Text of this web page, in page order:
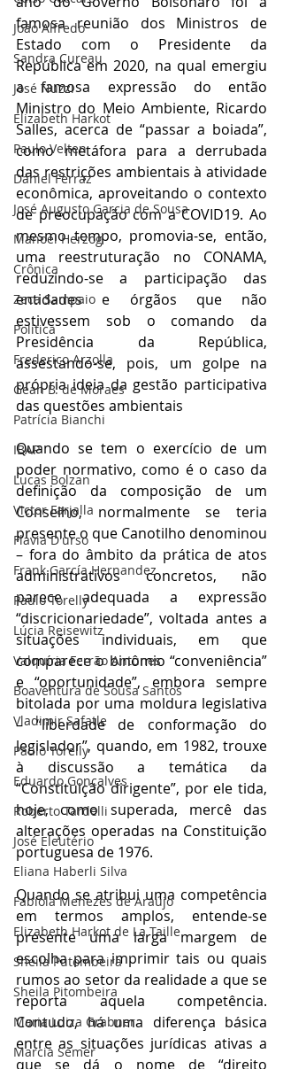
João Alfredo
Sandra Cureau
José Nuzzi
Elizabeth Harkot
Paulo Velten
Daniel Ferraz
José Augusto Garcia de Sousa
Manoel Herzog
Crônica
Zeca Sampaio
Política
Frederico Arzolla
Gean B. de Moraes
Patrícia Bianchi
IBAP
Lucas Bolzan
Victor Farjalla
Flavia D'urso
Frank García Hernandez
Paulo Torelly
Lúcia Reisewitz
Valquíria Ferrão Antunes
Boaventura de Sousa Santos
Vladimir Safatle
Paulo Torelly
Eduardo Gonçalves
Roberto Tardelli
José Eleutério
Eliana Haberli Silva
Fabíola Menezes de Araújo
Elizabeth Harkot de La Taille
Sheila Putombeira
Sheila Pitombeira
Maria Luiza Grabner
Marcia Semer
famosa reunião dos Ministros de
Estado com o Presidente da
República em 2020, na qual emergiu
a famosa expressão do então
Ministro do Meio Ambiente, Ricardo
Salles, acerca de “passar a boiada”,
como metáfora para a derrubada
das restrições ambientais à atividade
econômica, aproveitando o contexto
de preocupação com a COVID19. Ao
mesmo tempo, promovia-se, então,
uma reestruturação no CONAMA,
reduzindo-se a participação das
entidades e órgãos que não
estivessem sob o comando da
Presidência da República,
assestando-se, pois, um golpe na
própria ideia da gestão participativa
das questões ambientais
Quando se tem o exercício de um
poder normativo, como é o caso da
definição da composição de um
Conselho, normalmente se teria
presente o que Canotilho denominou
– fora do âmbito da prática de atos
administrativos concretos, não
parece adequada a expressão
“discricionariedade”, voltada antes a
situações individuais, em que
comparece o binômio “conveniência”
e “oportunidade”, embora sempre
bitolada por uma moldura legislativa
– “liberdade de conformação do
legislador”, quando, em 1982, trouxe
à discussão a temática da
“Constituição dirigente”, por ele tida,
hoje, como superada, mercê das
alterações operadas na Constituição
portuguesa de 1976.
Quando se atribui uma competência
em termos amplos, entende-se
presente uma larga margem de
escolha para imprimir tais ou quais
rumos ao setor da realidade a que se
reporta aquela competência.
Contudo, há uma diferença básica
entre as situações jurídicas ativas a
que se dá o nome de “direito